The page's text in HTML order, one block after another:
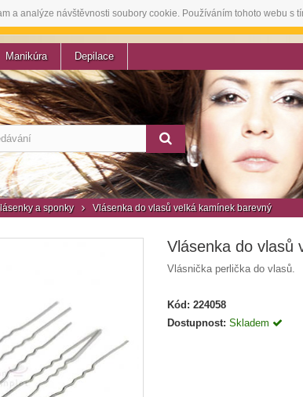
a analýze návštěvnosti soubory cookie. Používáním tohoto webu s
Manikúra Depilace
a sponky Vlásenka do vlasů velká kamínek barevný
Vlásenka do vlasů
Vlásnička perlička do vlasů.
Kód: 224058
Dostupnost: Skladem